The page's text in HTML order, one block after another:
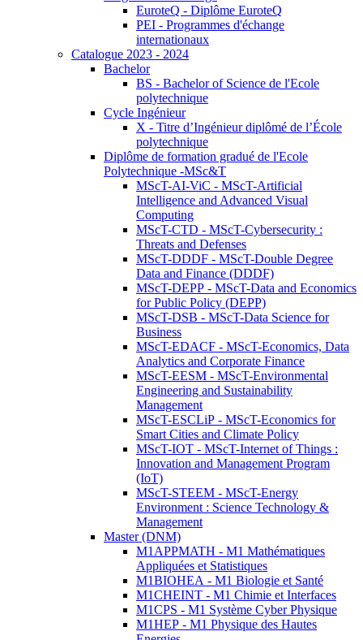
EuroteQ - Diplôme EuroteQ
PEI - Programmes d'échange
internationaux
Catalogue 2023 - 2024
Bachelor
BS - Bachelor of Science de l'Ecole
polytechnique
Cycle Ingénieur
X - Titre d’Ingénieur diplômé de l’École
polytechnique
Diplôme de formation gradué de l'Ecole
Polytechnique -MSc&T
MScT-AI-ViC - MScT-Artificial
Intelligence and Advanced Visual
Computing
MScT-CTD - MScT-Cybersecurity :
Threats and Defenses
MScT-DDDF - MScT-Double Degree
Data and Finance (DDDF)
MScT-DEPP - MScT-Data and Economics
for Public Policy (DEPP)
MScT-DSB - MScT-Data Science for
Business
MScT-EDACF - MScT-Economics, Data
Analytics and Corporate Finance
MScT-EESM - MScT-Environmental
Engineering and Sustainability
Management
MScT-ESCLiP - MScT-Economics for
Smart Cities and Climate Policy
MScT-IOT - MScT-Internet of Things :
Innovation and Management Program
(IoT)
MScT-STEEM - MScT-Energy
Environment : Science Technology &
Management
Master (DNM)
M1APPMATH - M1 Mathématiques
Appliquées et Statistiques
M1BIOHEA - M1 Biologie et Santé
M1CHEINT - M1 Chimie et Interfaces
M1CPS - M1 Système Cyber Physique
M1HEP - M1 Physique des Hautes